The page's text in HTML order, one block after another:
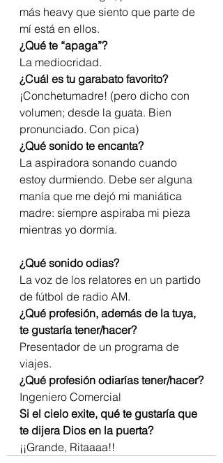
más heavy que siento que parte de
mí está en ellos.
¿Qué te “apaga”?
La mediocridad.
¿Cuál es tu garabato favorito?
¡Conchetumadre! (pero dicho con
volumen; desde la guata. Bien
pronunciado. Con pica)
¿Qué sonido te encanta?
La aspiradora sonando cuando
estoy durmiendo. Debe ser alguna
manía que me dejó mi maniática
madre: siempre aspiraba mi pieza
mientras yo dormía.
¿Qué sonido odias?
La voz de los relatores en un partido
de fútbol de radio AM.
¿Qué profesión, además de la tuya,
te gustaría tener/hacer?
Presentador de un programa de
viajes.
¿Qué profesión odiarías tener/hacer?
Ingeniero Comercial
Si el cielo exite, qué te gustaría que
te dijera Dios en la puerta?
¡¡Grande, Ritaaaa!!